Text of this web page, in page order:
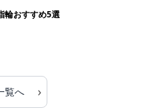
輪おすすめ5選
覧へ ›